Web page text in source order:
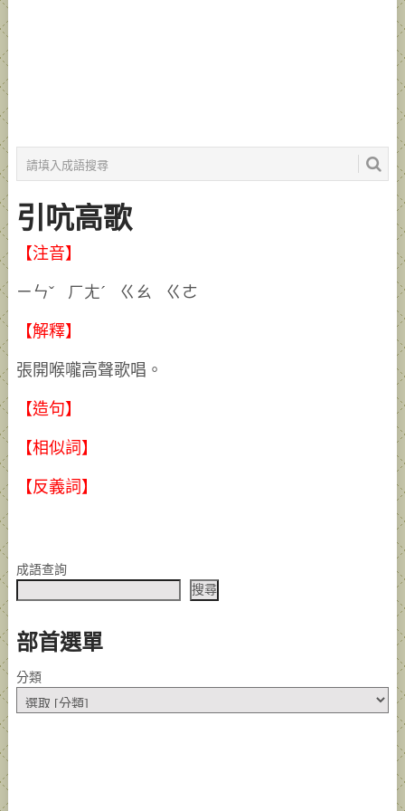
引吭高歌
【注音】
ㄧㄣˇ ㄏㄤˊ ㄍㄠ ㄍㄜ
【解釋】
張開喉嚨高聲歌唱。
【造句】
【相似詞】
【反義詞】
成語查詢
搜尋
部首選單
分類